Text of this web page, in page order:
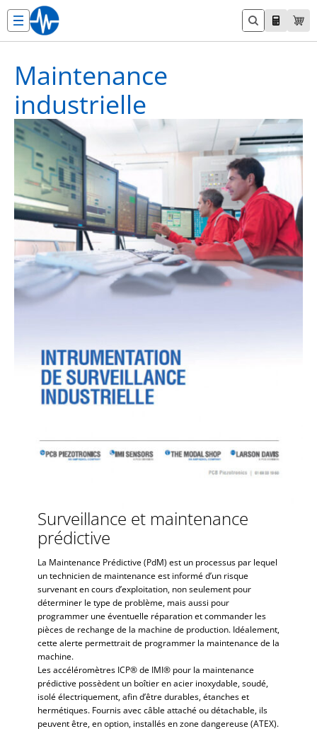
contenu
Maintenance
industrielle
Surveillance et maintenance
prédictive
La Maintenance Prédictive (PdM) est un processus par lequel
un technicien de maintenance est informé d’un risque
survenant en cours d’exploitation, non seulement pour
déterminer le type de problème, mais aussi pour
programmer une éventuelle réparation et commander les
pièces de rechange de la machine de production. Idéalement,
cette alerte permettrait de programmer la maintenance de la
machine.
Les accéléromètres ICP® de IMI® pour la maintenance
prédictive possèdent un boîtier en acier inoxydable, soudé,
isolé électriquement, afin d’être durables, étanches et
hermétiques. Fournis avec câble attaché ou détachable, ils
peuvent être, en option, installés en zone dangereuse (ATEX).